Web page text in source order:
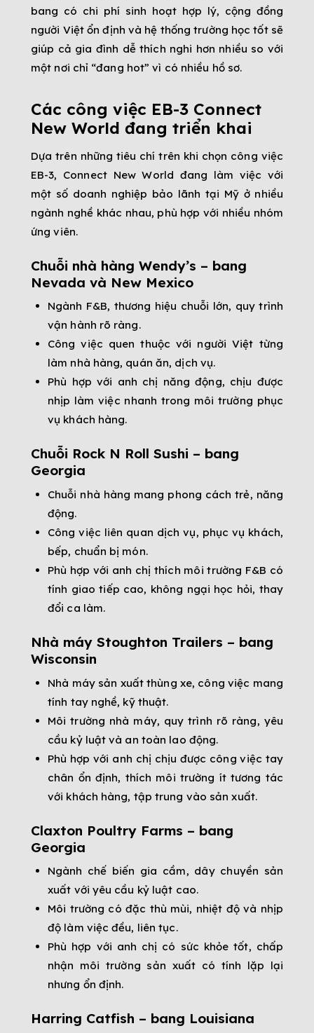
bang có chi phí sinh hoạt hợp lý, cộng đồng
người Việt ổn định và hệ thống trường học tốt sẽ
giúp cả gia đình dễ thích nghi hơn nhiều so với
một nơi chỉ “đang hot” vì có nhiều hồ sơ.
Các công việc EB-3 Connect
New World đang triển khai
Dựa trên những tiêu chí trên khi chọn công việc
EB-3, Connect New World đang làm việc với
một số doanh nghiệp bảo lãnh tại Mỹ ở nhiều
ngành nghề khác nhau, phù hợp với nhiều nhóm
ứng viên.
Chuỗi nhà hàng Wendy’s – bang
Nevada và New Mexico
Ngành F&B, thương hiệu chuỗi lớn, quy trình
vận hành rõ ràng.
Công việc quen thuộc với người Việt từng
làm nhà hàng, quán ăn, dịch vụ.
Phù hợp với anh chị năng động, chịu được
nhịp làm việc nhanh trong môi trường phục
vụ khách hàng.
Chuỗi Rock N Roll Sushi – bang
Georgia
Chuỗi nhà hàng mang phong cách trẻ, năng
động.
Công việc liên quan dịch vụ, phục vụ khách,
bếp, chuẩn bị món.
Phù hợp với anh chị thích môi trường F&B có
tính giao tiếp cao, không ngại học hỏi, thay
đổi ca làm.
Nhà máy Stoughton Trailers – bang
Wisconsin
Nhà máy sản xuất thùng xe, công việc mang
tính tay nghề, kỹ thuật.
Môi trường nhà máy, quy trình rõ ràng, yêu
cầu kỷ luật và an toàn lao động.
Phù hợp với anh chị chịu được công việc tay
chân ổn định, thích môi trường ít tương tác
với khách hàng, tập trung vào sản xuất.
Claxton Poultry Farms – bang
Georgia
Ngành chế biến gia cầm, dây chuyền sản
xuất với yêu cầu kỷ luật cao.
Môi trường có đặc thù mùi, nhiệt độ và nhịp
độ làm việc đều, liên tục.
Phù hợp với anh chị có sức khỏe tốt, chấp
nhận môi trường sản xuất có tính lặp lại
nhưng ổn định.
Harring Catfish – bang Louisiana